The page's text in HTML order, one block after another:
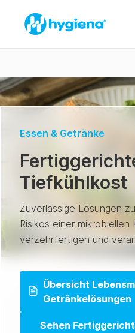
Essen & Getränke
Tiefkühlkost
Zuverlässige Lösungen
Risikos einer mikrobiellen
verzehrfertigen und
Übersicht
Getränkelösungen
Sehen